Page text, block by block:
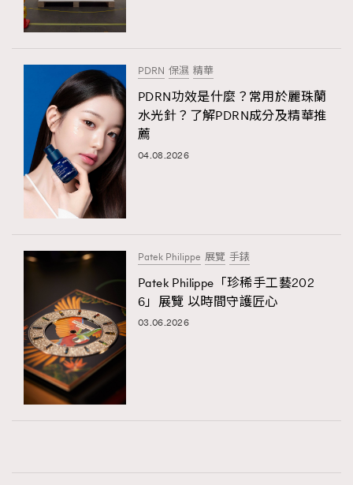
PDRN 保濕 精華
PDRN功效是什麼？常用於麗珠蘭
水光針？了解PDRN成分及精華推
薦
04.08.2026
Patek Philippe 展覽 手錶
Patek Philippe「珍稀手工藝202
6」展覽 以時間守護匠心
03.06.2026